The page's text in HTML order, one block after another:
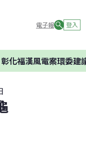
電子報 登入
環委建議不應開發